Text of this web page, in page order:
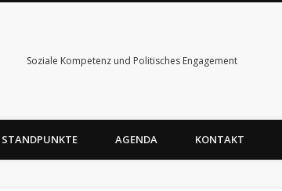
Soziale Kompetenz und Politisches Engagement
STANDPUNKTE AGENDA KONTAKT